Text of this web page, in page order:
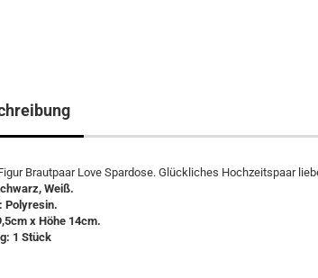
Brautpaar Love Spardose. Glückliches Hochzeitspaar
Weiß.
Polyresin.
x Höhe 14cm.
1 Stück